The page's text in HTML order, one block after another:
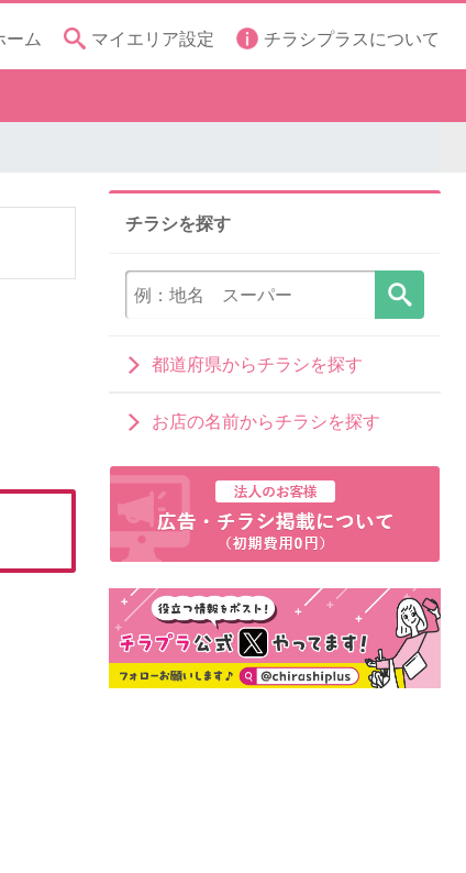
ーム マイエリア設定 チラシプラスについて
チラシを探す
都道府県からチラシを探す
お店の名前からチラシを探す